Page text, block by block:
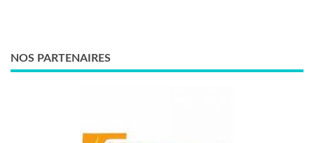
NOS PARTENAIRES